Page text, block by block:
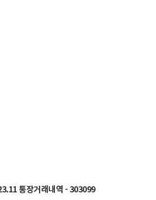
통장거래내역- 303099